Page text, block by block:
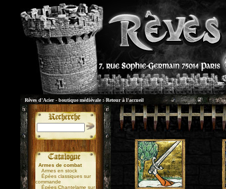
Rêves d'Acier - boutique médiévale : Retour à l'accueil
Armes de combat
Armes en stock
Épées classiques sur
commande
Épées Chantelame sur